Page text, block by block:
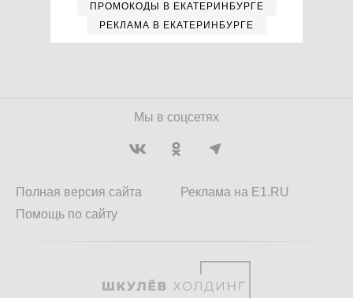
ПРОМОКОДЫ В ЕКАТЕРИНБУРГЕ
РЕКЛАМА В ЕКАТЕРИНБУРГЕ
Мы в соцсетях
Полная версия сайта
Помощь по сайту
Реклама на E1.RU